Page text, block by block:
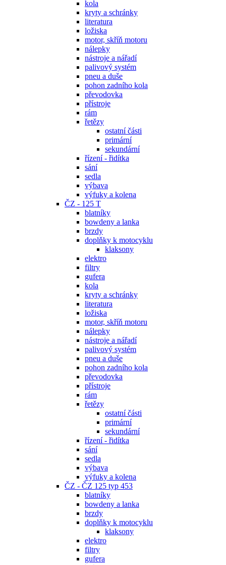
kola
kryty a schránky
literatura
ložiska
motor, skříň motoru
nálepky
nástroje a nářadí
palivový systém
pneu a duše
pohon zadního kola
převodovka
přístroje
rám
řetězy
ostatní části
primární
sekundární
řízení - řidítka
sání
sedla
výbava
výfuky a kolena
ČZ - 125 T
blatníky
bowdeny a lanka
brzdy
doplňky k motocyklu
klaksony
elektro
filtry
gufera
kola
kryty a schránky
literatura
ložiska
motor, skříň motoru
nálepky
nástroje a nářadí
palivový systém
pneu a duše
pohon zadního kola
převodovka
přístroje
rám
řetězy
ostatní části
primární
sekundární
řízení - řidítka
sání
sedla
výbava
výfuky a kolena
ČZ - ČZ 125 typ 453
blatníky
bowdeny a lanka
brzdy
doplňky k motocyklu
klaksony
elektro
filtry
gufera